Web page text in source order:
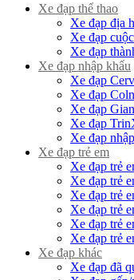
Xe đạp thể thao
Xe đạp địa
Xe đạp
Xe đạp
Xe đạp nhập khẩu
Xe đạp
Xe đạp
Xe đạp
Xe đạp
Xe đạp
Xe đạp trẻ em
Xe đạp trẻ
Xe đạp trẻ
Xe đạp trẻ
Xe đạp trẻ
Xe đạp trẻ
Xe đạp trẻ
Xe đạp khác
Xe đạp đã